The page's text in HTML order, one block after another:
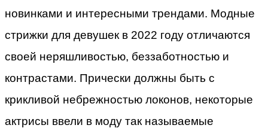
новинками и интересными трендами. Модные
стрижки для девушек в 2022 году отличаются
своей неряшливостью, беззаботностью и
контрастами. Прически должны быть с
крикливой небрежностью локонов, некоторые
актрисы ввели в моду так называемые